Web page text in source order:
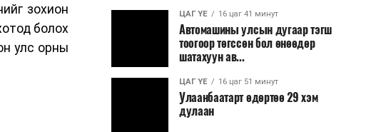
зохион
болох
улс орны
ЦАГ ҮЕ 16 цаг 41 минут
Автомашины улсын дугаар тэгш
тоогоор төгссөн бол өнөөдөр
шатахуун ав...
ЦАГ ҮЕ 16 цаг 51 минут
Улаанбаатарт өдөртөө 29 хэм
дулаан